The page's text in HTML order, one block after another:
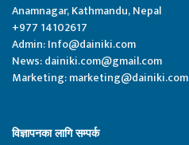
Anamnagar, Kathmandu, Nepal
+977 14102617
Admin:Info@dainiki.com
News:dainiki.com@gmail.com
Marketing:marketing@dainiki.com
विज्ञापनका लागि सम्पर्क